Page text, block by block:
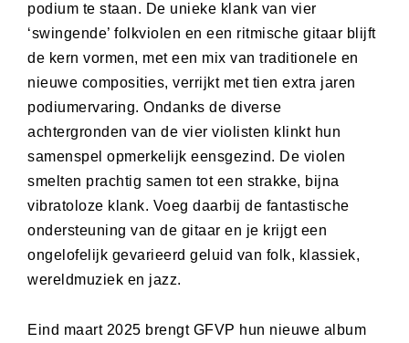
podium te staan. De unieke klank van vier
‘swingende’ folkviolen en een ritmische gitaar blijft
de kern vormen, met een mix van traditionele en
nieuwe composities, verrijkt met tien extra jaren
podiumervaring. Ondanks de diverse
achtergronden van de vier violisten klinkt hun
samenspel opmerkelijk eensgezind. De violen
smelten prachtig samen tot een strakke, bijna
vibratoloze klank. Voeg daarbij de fantastische
ondersteuning van de gitaar en je krijgt een
ongelofelijk gevarieerd geluid van folk, klassiek,
wereldmuziek en jazz.
Eind maart 2025 brengt GFVP hun nieuwe album